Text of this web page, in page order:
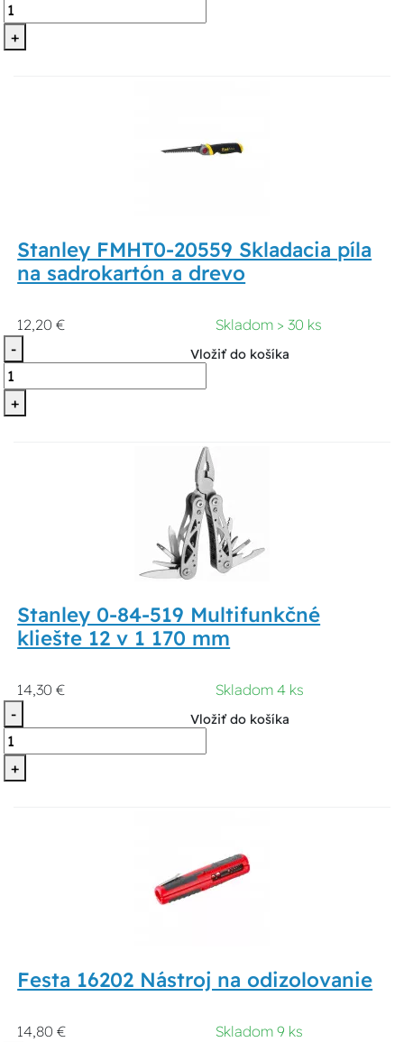
+
Stanley FMHT0-20559 Skladacia píla
na sadrokartón a drevo
12,20 €
Skladom > 30 ks
-
+
Vložiť do košíka
Stanley 0-84-519 Multifunkčné
kliešte 12 v 1 170 mm
14,30 €
Skladom 4 ks
-
+
Vložiť do košíka
Festa 16202 Nástroj na odizolovanie
14,80 €
Skladom 9 ks